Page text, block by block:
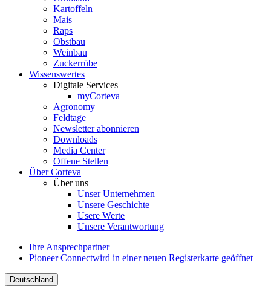
Kartoffeln
Mais
Raps
Obstbau
Weinbau
Zuckerrübe
Wissenswertes
Digitale Services
myCorteva
Agronomy
Feldtage
Newsletter abonnieren
Downloads
Media Center
Offene Stellen
Über Corteva
Über uns
Unser Unternehmen
Unsere Geschichte
Usere Werte
Unsere Verantwortung
Ihre Ansprechpartner
Pioneer Connectwird in einer neuen Registerkarte geöffnet
Deutschland